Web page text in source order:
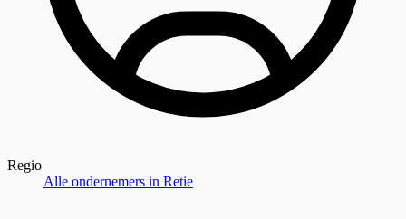
Regio
Alle ondernemers in Retie